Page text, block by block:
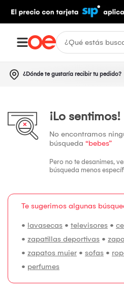
¿Dónde te gustaría recibir tu pedido?
¡Lo sentimos!
No encontramos
búsqueda “bebes”
Pero no te desanimes,
búsqueda menos
Te sugerimos algunas
• lavasecas • televisores •
• zapatillas deportivas •
• zapatos mujer • sofas •
• perfumes